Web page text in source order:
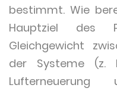
bestimmt. Wie
Hauptziel des
Gleichgewicht
der Systeme (z.